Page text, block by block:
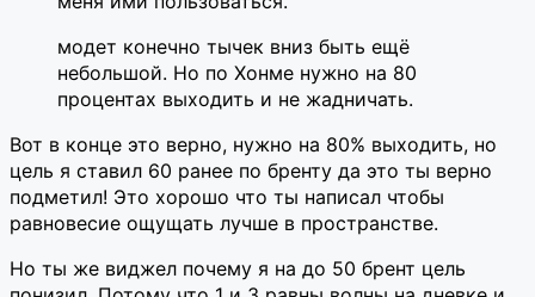
модет конечно тычек вниз быть ещё
небольшой. Но по Хонме нужно на 80
процентах выходить и не жадничать.
Вот в конце это верно, нужно на 80% выходить, но
цель я ставил 60 ранее по бренту да это ты верно
подметил! Это хорошо что ты написал чтобы
равновесие ощущать лучше в пространстве.
Но ты же виджел почему я на до 50 брент цель